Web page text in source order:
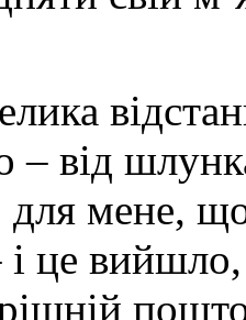
– від
для мене,
це